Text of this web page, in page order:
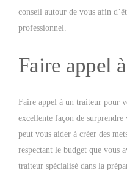
conseil autour de vous afin
professionnel.
Faire appel
Faire appel à un traiteur pour
excellente façon de
peut vous aider à créer des
respectant le budget que vous
traiteur spécialisé dans la